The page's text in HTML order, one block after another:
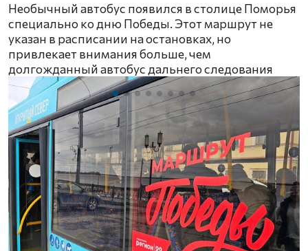
Необычный автобус появился в столице Поморья
специально ко дню Победы. Этот маршрут не
указан в расписании на остановках, но
привлекает внимания больше, чем
долгожданный автобус дальнего следования